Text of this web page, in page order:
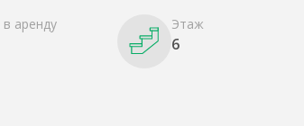
аренду Этаж
6